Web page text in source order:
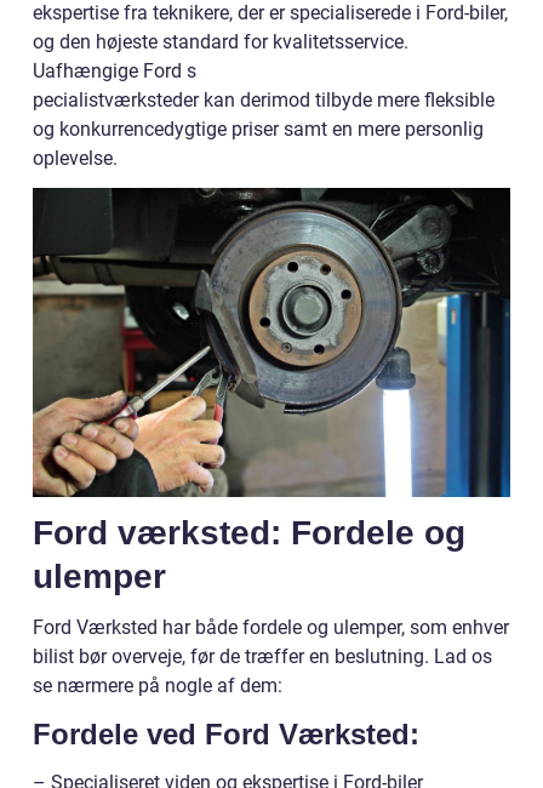
ekspertise fra teknikere, der er specialiserede i Ford-biler,
og den højeste standard for kvalitetsservice.
Uafhængige Ford s
pecialistværksteder kan derimod tilbyde mere fleksible
og konkurrencedygtige priser samt en mere personlig
oplevelse.
Ford værksted: Fordele og
ulemper
Ford Værksted har både fordele og ulemper, som enhver
bilist bør overveje, før de træffer en beslutning. Lad os
se nærmere på nogle af dem:
Fordele ved Ford Værksted:
– Specialiseret viden og ekspertise i Ford-biler